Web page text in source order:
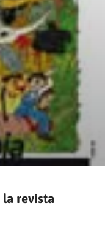
revista